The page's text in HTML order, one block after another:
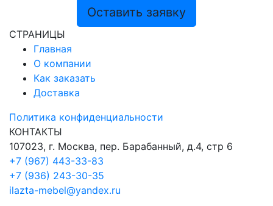
Оставить заявку
СТРАНИЦЫ
Главная
О компании
Как заказать
Доставка
Политика конфиденциальности
КОНТАКТЫ
107023, г. Москва, пер. Барабанный, д.4, стр 6
+7 (967) 443-33-83
+7 (936) 243-30-35
ilazta-mebel@yandex.ru